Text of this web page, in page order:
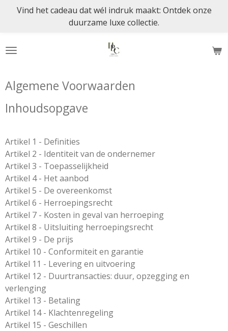
de
Vind het cadeau dat wél indruk maakt: Ontdek onze
duurzame luxe collectie.
Algemene Voorwaarden
Inhoudsopgave
Artikel 1 - Definities
Artikel 2 - Identiteit van de ondernemer
Artikel 3 - Toepasselijkheid
Artikel 4 - Het aanbod
Artikel 5 - De overeenkomst
Artikel 6 - Herroepingsrecht
Artikel 7 - Kosten in geval van herroeping
Artikel 8 - Uitsluiting herroepingsrecht
Artikel 9 - De prijs
Artikel 10 - Conformiteit en garantie
Artikel 11 - Levering en uitvoering
Artikel 12 - Duurtransacties: duur, opzegging en
verlenging
Artikel 13 - Betaling
Artikel 14 - Klachtenregeling
Artikel 15 - Geschillen